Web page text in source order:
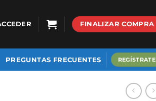
FINALIZAR COMPRA
PREGUNTAS FRECUENTES REGÍSTRATE